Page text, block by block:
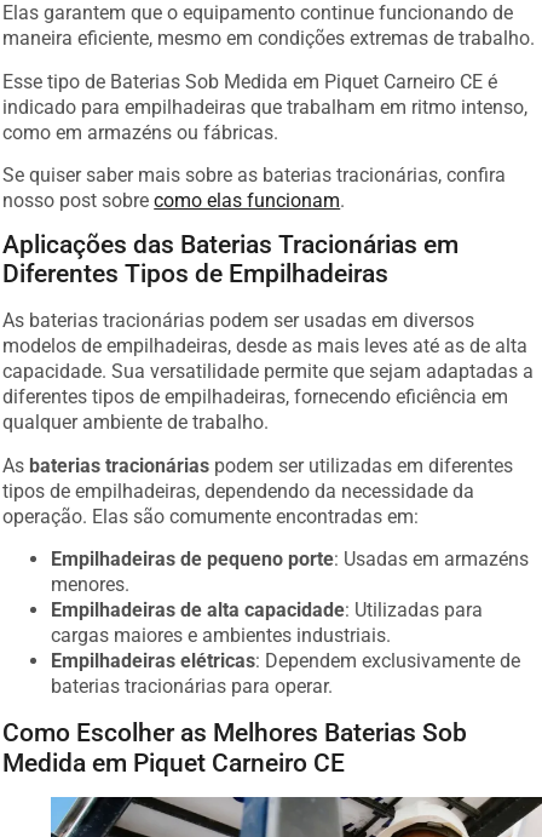
Elas garantem que o equipamento continue funcionando de
maneira eficiente, mesmo em condições extremas de trabalho.
Esse tipo de Baterias Sob Medida em Piquet Carneiro CE é
indicado para empilhadeiras que trabalham em ritmo intenso,
como em armazéns ou fábricas.
Se quiser saber mais sobre as baterias tracionárias, confira
nosso post sobrecomo elas funcionam.
Aplicações das Baterias Tracionárias em
Diferentes Tipos de Empilhadeiras
As baterias tracionárias podem ser usadas em diversos
modelos de empilhadeiras, desde as mais leves até as de alta
capacidade. Sua versatilidade permite que sejam adaptadas a
diferentes tipos de empilhadeiras, fornecendo eficiência em
qualquer ambiente de trabalho.
As baterias tracionárias podem ser utilizadas em diferentes
tipos de empilhadeiras, dependendo da necessidade da
operação. Elas são comumente encontradas em:
Empilhadeiras de pequeno porte: Usadas em armazéns
menores.
Empilhadeiras de alta capacidade: Utilizadas para
cargas maiores e ambientes industriais.
Empilhadeiras elétricas: Dependem exclusivamente de
baterias tracionárias para operar.
Como Escolher as Melhores Baterias Sob
Medida em Piquet Carneiro CE